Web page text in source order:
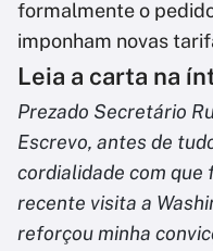
formalmente o
imponham novas
Leia a carta na
Prezado Secretário
Escrevo, antes de
cordialidade com que
recente visita a
reforçou minha